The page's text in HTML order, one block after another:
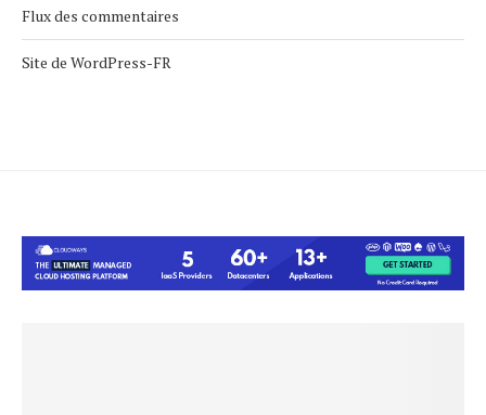
Flux des commentaires
Site de WordPress-FR